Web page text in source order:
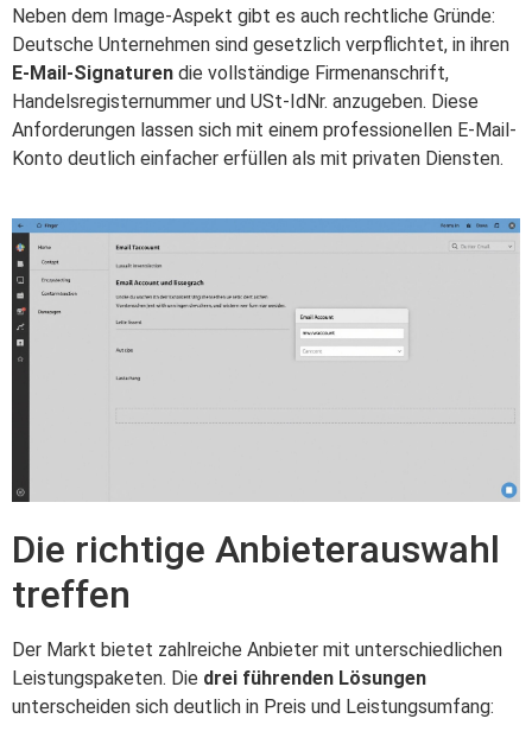
Neben dem Image-Aspekt gibt es auch rechtliche Gründe:
Deutsche Unternehmen sind gesetzlich verpflichtet, in ihren
E-Mail-Signaturen die vollständige Firmenanschrift,
Handelsregisternummer und USt-IdNr. anzugeben. Diese
Anforderungen lassen sich mit einem professionellen E-Mail-
Konto deutlich einfacher erfüllen als mit privaten Diensten.
Die richtige Anbieterauswahl
treffen
Der Markt bietet zahlreiche Anbieter mit unterschiedlichen
Leistungspaketen. Die drei führenden Lösungen
unterscheiden sich deutlich in Preis und Leistungsumfang: